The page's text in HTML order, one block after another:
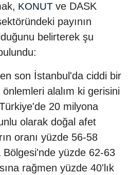
KONUT ve DASK
payının
belirterek şu
son İstanbul'da ciddi bir
alalım ki gerisini
20 milyona
olarak doğal afet
oranı yüzde 56-58
yüzde 62-63
rağmen yüzde 40'lık